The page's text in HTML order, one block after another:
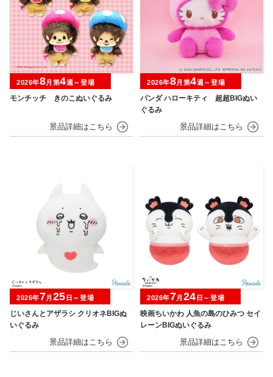
モンチッチ きのこぬいぐるみ
2026年8月第4週～登場
パンダ ハローキティ 超超BIGぬい
ぐるみ
2026年8月第4週～登場
じいさんとアザラシ クリオネBIGぬ
いぐるみ
2026年7月 25 日～登場
映画ちいかわ 人魚の島のひみつ セイ
レーンBIGぬいぐるみ
2026年7月 24 日～登場